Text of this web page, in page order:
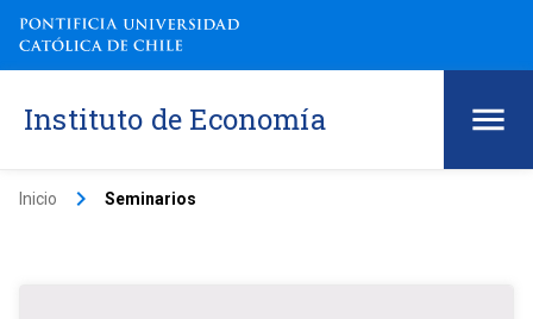
Instituto de Economía
Inicio keyboard_arrow_right Seminarios